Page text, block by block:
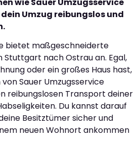
Umzug reibungslos und
bietet maßgeschneiderte
Stuttgart nach Ostrau an. Egal,
oder ein großes Haus hast,
Sauer Umzugsservice
reibungslosen Transport deiner
Du kannst darauf
Besitztümer sicher und
neuen Wohnort ankommen